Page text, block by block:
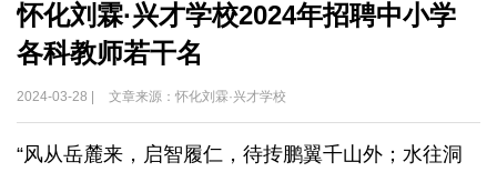
怀化刘霖·兴才学校2024年招聘中小学
各科教师若干名
2024-03-28 | 文章来源：怀化刘霖·兴才学校
“风从岳麓来，启智履仁，待抟鹏翼千山外；水往洞